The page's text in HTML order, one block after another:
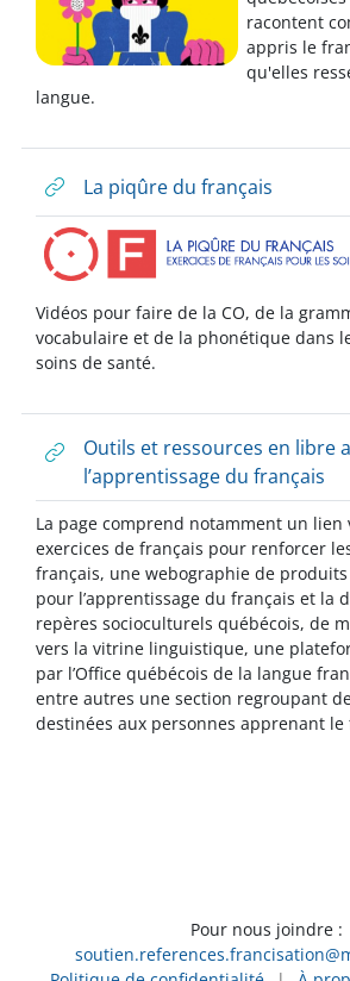
racontent
appris le
qu'elles
langue.
La piqûre du français
Vidéos pour faire de la CO, de la
vocabulaire et de la phonétique dans
soins de santé.
Outils et ressources en libre
l’apprentissage du français
La page comprend notamment un lien
exercices de français pour renforcer
français, une webographie de
pour l’apprentissage du français et la
repères socioculturels québécois, de
vers la vitrine linguistique, une
par l’Office québécois de la langue
entre autres une section regroupant
destinées aux personnes apprenant le
Pour nous joindre :